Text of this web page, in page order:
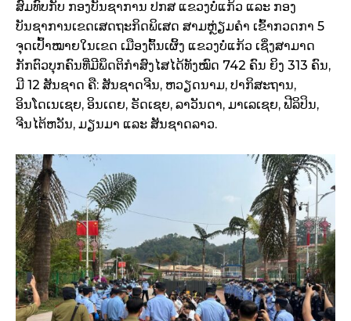
ສົມທົບກັບ ກອງບັນຊາການ ປກສ ແຂວງບໍ່ແກ້ວ ແລະ ກອງ
ບັນຊາການເຂດເສດຖະກິດພິເສດ ສາມຫຼ່ຽມຄຳ ເຂົ້າກວດກາ 5
ຈຸດເປົ້າໝາຍໃນເຂດ ເມືອງຕົ້ນເຜິ້ງ ແຂວງບໍ່ແກ້ວ ເຊິ່ງສາມາດ
ກັກຕົວບຸກຄົນທີ່ມີພຶດຕິກຳສົງໄສໄດ້ທັງໝົດ 742 ຄົນ ຍິງ 313 ຄົນ,
ມີ 12 ສັນຊາດ ຄື: ສັນຊາດຈີນ, ຫວຽດນາມ, ປາກິສະຖານ,
ອິນໂດເນເຊຍ, ອິນເດຍ, ຣັດເຊຍ, ລາວັນດາ, ມາເລເຊຍ, ຟີລິປິນ,
ຈີນໄຕ້ຫວັນ, ມຽນມາ ແລະ ສັນຊາດລາວ.